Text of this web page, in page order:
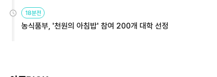
원
18분전
농식품부, '천원의 아침밥' 참여 200개 대학 선정